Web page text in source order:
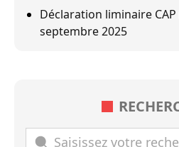
Déclaration liminaire CAP
septembre 2025